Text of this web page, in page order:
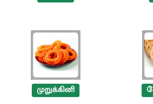
முறுக்கினி